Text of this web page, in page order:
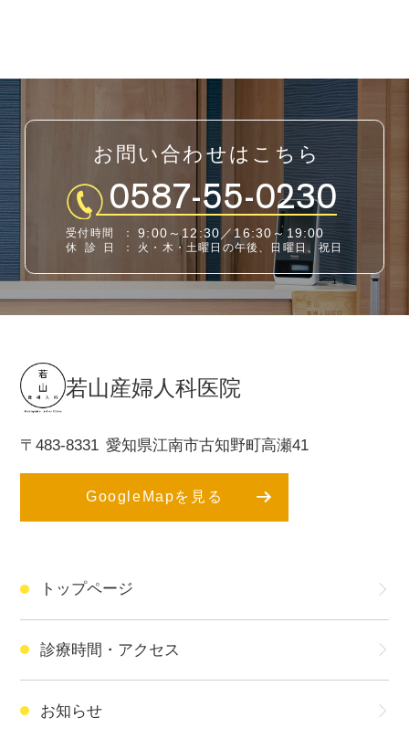
お問い合わせはこちら
0587-55-0230
受付時間 ： 9:00～12:30／16:30～19:00
休診日 ： 火・木・土曜日の午後、日曜日、祝日
若山産婦人科医院
〒483-8331 愛知県江南市古知野町高瀬41
GoogleMapを見る
トップページ
診療時間・アクセス
お知らせ